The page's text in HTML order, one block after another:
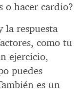
o hacer cardio?
la respuesta
como tu
ejercicio,
puedes
es un